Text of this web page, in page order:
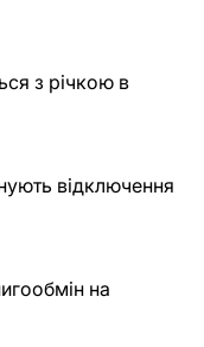
з річкою в
відключення
на